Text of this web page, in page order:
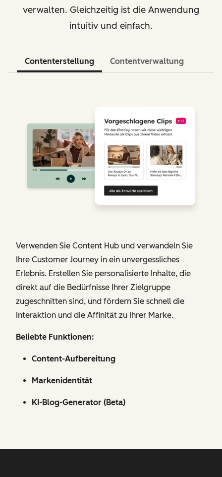
verwalten. Gleichzeitig ist die Anwendung
intuitiv und einfach.
Contenterstellung Contentverwaltung
Verwenden Sie Content Hub und verwandeln Sie
Ihre Customer Journey in ein unvergessliches
Erlebnis. Erstellen Sie personalisierte Inhalte, die
direkt auf die Bedürfnisse Ihrer Zielgruppe
zugeschnitten sind, und fördern Sie schnell die
Interaktion und die Affinität zu Ihrer Marke.
Beliebte Funktionen:
Content-Aufbereitung
Markenidentität
KI-Blog-Generator (Beta)